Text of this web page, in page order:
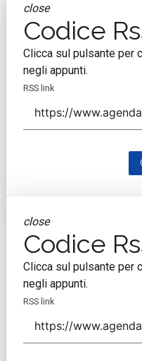
close
Codice
Clicca sul pulsante per
negli appunti.
RSS link
close
Codice
Clicca sul pulsante per
negli appunti.
RSS link